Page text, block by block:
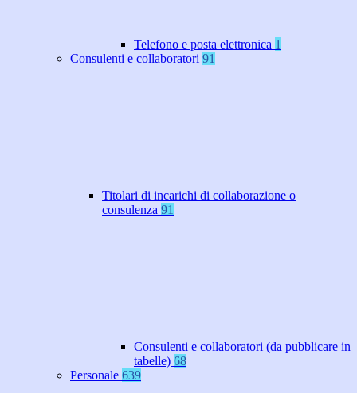
Telefono e posta elettronica 1
Consulenti e collaboratori 91
Titolari di incarichi di collaborazione o
consulenza 91
Consulenti e collaboratori (da pubblicare in
tabelle) 68
Personale 639